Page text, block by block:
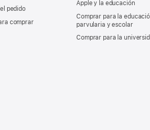
pedido
comprar
Apple y la educación
Comprar para la
parvularia y escolar
Comprar para la